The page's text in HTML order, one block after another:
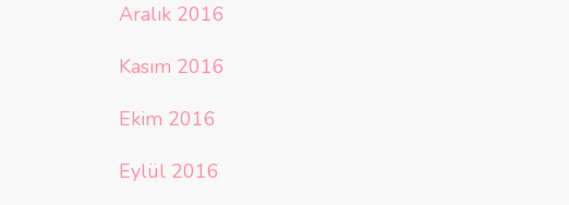
Aralık 2016
Kasım 2016
Ekim 2016
Eylül 2016